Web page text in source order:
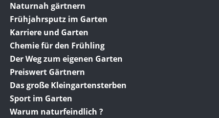
Naturnah gärtnern
Frühjahrsputz im Garten
Karriere und Garten
Chemie für den Frühling
Der Weg zum eigenen Garten
Preiswert Gärtnern
Das große Kleingartensterben
Sport im Garten
Warum naturfeindlich ?